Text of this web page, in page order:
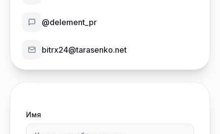
@delement_pr
bitrx24@tarasenko.net
Имя